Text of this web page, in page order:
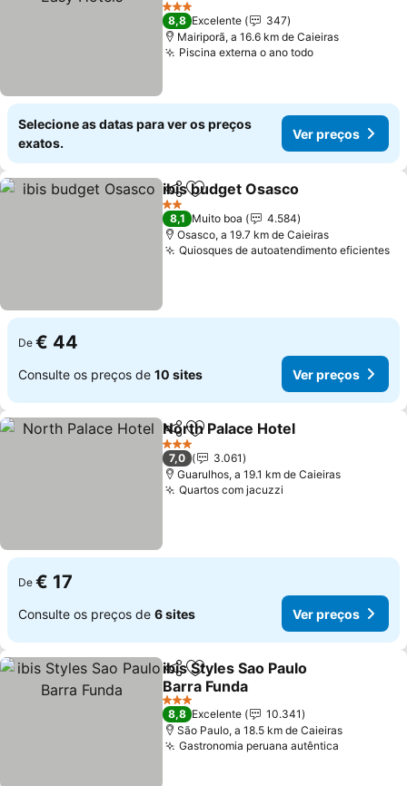
3 Estrelas
8,8 Excelente
347
Mairiporã, a 16.6 km de Caieiras
Piscina externa o ano todo
Selecione as datas para ver os preços
exatos.
Ver preços
PartilharAdicionar aos favoritos
ibis budget Osasco
2 Estrelas
8,1 Muito boa
4.584
Osasco, a 19.7 km de Caieiras
Quiosques de autoatendimento eficientes
De € 44
Consulte os preços de 10 sites Ver preços
PartilharAdicionar aos favoritos
North Palace Hotel
3 Estrelas
7,0
3.061
Guarulhos, a 19.1 km de Caieiras
Quartos com jacuzzi
De € 17
Consulte os preços de 6 sites Ver preços
PartilharAdicionar aos favoritos
ibis Styles Sao Paulo
Barra Funda
3 Estrelas
8,8 Excelente
10.341
São Paulo, a 18.5 km de Caieiras
Gastronomia peruana autêntica